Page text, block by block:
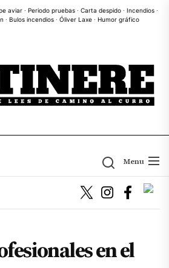
aviar· Periodo pruebas· Carta despido· Incendios·
· Bulos incendios· Óliver Laxe· Humor gráfico
Menu
en el